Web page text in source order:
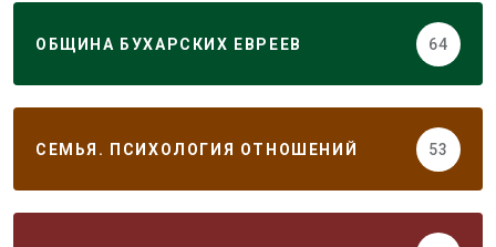
ОБЩИНА БУХАРСКИХ ЕВРЕЕВ 64
СЕМЬЯ. ПСИХОЛОГИЯ ОТНОШЕНИЙ 53